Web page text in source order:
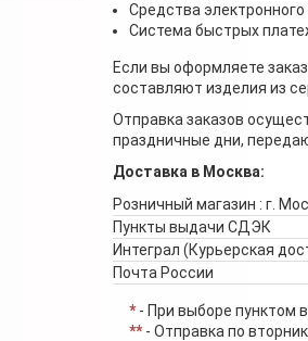
Средства
Система быстрых
Если вы оформляете
составляют изделия из
Отправка заказов
праздничные дни,
Доставка в Москва:
Розничный магазин : г.
Пункты выдачи СДЭК
Интеграл (Курьерская
Почта России
*- При выборе пунктом
**- Отправка по